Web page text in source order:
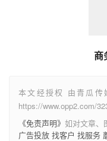
商
本文经授权 由青瓜传
https://www.opp2.com/
《免责声明》 如对文章、
广告投放 找客户 找服务